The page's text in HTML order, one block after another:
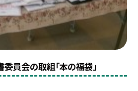
委員会の取組「本の福袋」